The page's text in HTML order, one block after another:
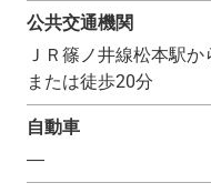
公共交通機関
ＪＲ篠ノ井線松本駅
または徒歩20分
自動車
―